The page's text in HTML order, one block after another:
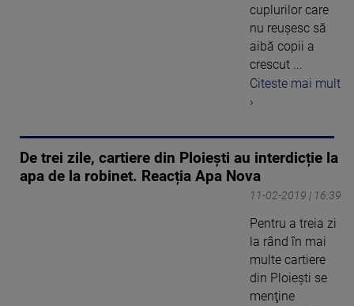
cuplurilor care
nu reuşesc să
aibă copii a
crescut ...
Citeste mai mult
›
De trei zile, cartiere din Ploiești au interdicție la
apa de la robinet. Reacția Apa Nova
11-02-2019 | 16:39
Pentru a treia zi
la rând în mai
multe cartiere
din Ploieşti se
menţine